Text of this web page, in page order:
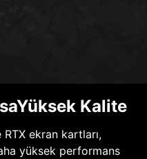
Kalite
ekran kartları,
yüksek performans